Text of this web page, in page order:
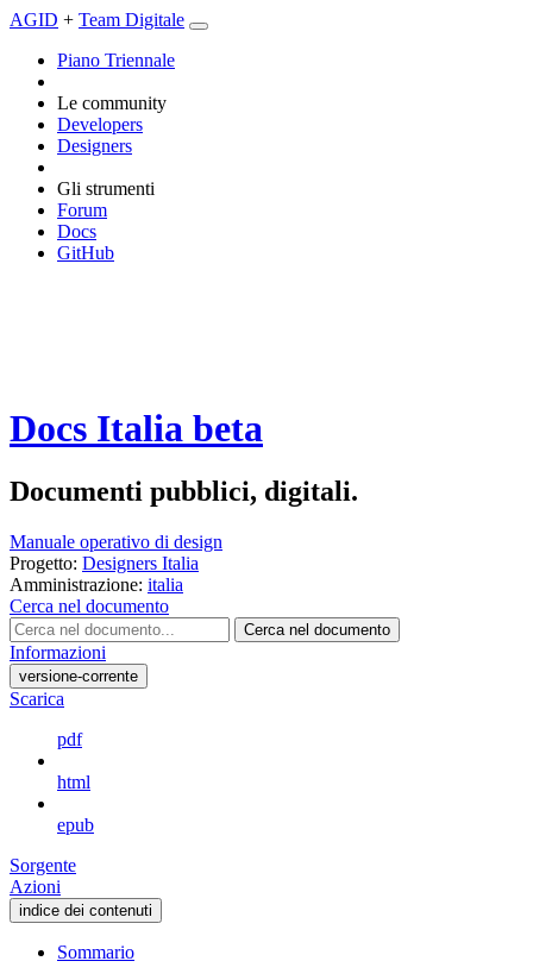
AGID + Team Digitale
Piano Triennale
Le community
Developers
Designers
Gli strumenti
Forum
Docs
GitHub
Docs Italia beta
Documenti pubblici, digitali.
Manuale operativo di design
Progetto: Designers Italia
Amministrazione: italia
Cerca nel documento
Cerca nel documento
Informazioni
versione-corrente
Scarica
pdf
html
epub
Sorgente
Azioni
indice dei contenuti
Sommario